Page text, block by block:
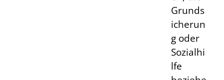
Grunds
icherun
g oder
Sozialhi
lfe